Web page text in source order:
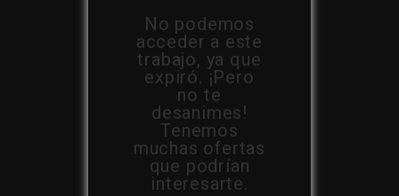
No podemos
acceder a este
trabajo, ya que
expiró. ¡Pero
no te
desanimes!
Tenemos
muchas ofertas
que podrían
interesarte.